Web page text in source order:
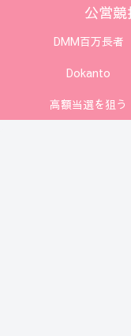
公営
DMM百万長者
Dokanto
高額当選を狙う